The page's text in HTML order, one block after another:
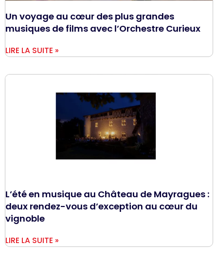
Un voyage au cœur des plus grandes
musiques de films avec l’Orchestre Curieux
LIRE LA SUITE »
L’été en musique au Château de Mayragues :
deux rendez-vous d’exception au cœur du
vignoble
LIRE LA SUITE »